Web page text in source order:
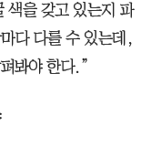
색을 갖고 있는지 파
다 다를 수 있는데,
봐야 한다.”